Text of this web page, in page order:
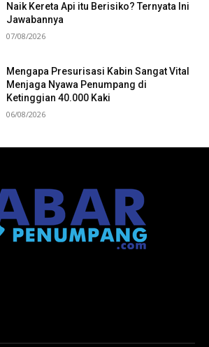
Naik Kereta Api itu Berisiko? Ternyata Ini
Jawabannya
07/08/2026
Mengapa Presurisasi Kabin Sangat Vital
Menjaga Nyawa Penumpang di
Ketinggian 40.000 Kaki
06/08/2026